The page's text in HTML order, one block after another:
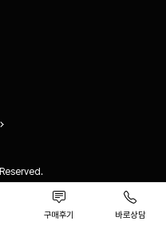
구매후기 바로상담